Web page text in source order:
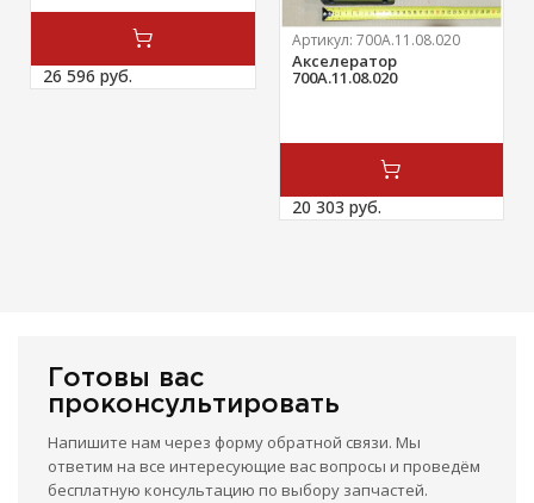
26 596 руб.
Артикул: 700А.11.08.020
Акселератор
700А.11.08.020
20 303 руб.
Готовы вас
проконсультировать
Напишите нам через форму обратной связи. Мы
ответим на все интересующие вас вопросы и проведём
бесплатную консультацию по выбору запчастей.